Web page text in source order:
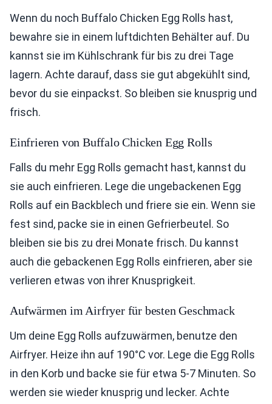
Wenn du noch Buffalo Chicken Egg Rolls hast,
bewahre sie in einem luftdichten Behälter auf. Du
kannst sie im Kühlschrank für bis zu drei Tage
lagern. Achte darauf, dass sie gut abgekühlt sind,
bevor du sie einpackst. So bleiben sie knusprig und
frisch.
Einfrieren von Buffalo Chicken Egg Rolls
Falls du mehr Egg Rolls gemacht hast, kannst du
sie auch einfrieren. Lege die ungebackenen Egg
Rolls auf ein Backblech und friere sie ein. Wenn sie
fest sind, packe sie in einen Gefrierbeutel. So
bleiben sie bis zu drei Monate frisch. Du kannst
auch die gebackenen Egg Rolls einfrieren, aber sie
verlieren etwas von ihrer Knusprigkeit.
Aufwärmen im Airfryer für besten Geschmack
Um deine Egg Rolls aufzuwärmen, benutze den
Airfryer. Heize ihn auf 190°C vor. Lege die Egg Rolls
in den Korb und backe sie für etwa 5-7 Minuten. So
werden sie wieder knusprig und lecker. Achte